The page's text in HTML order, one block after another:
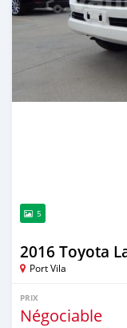
5
2016 Toyota
Port Vila
PRIX
Négociable